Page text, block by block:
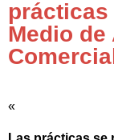
prácticas
Medio
«